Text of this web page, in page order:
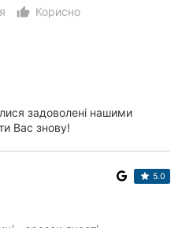
thumb_up_alt
Корисно
задоволені нашими
Вас знову!
5.0